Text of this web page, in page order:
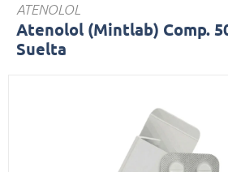
ATENOLOL
Atenolol (Mintlab) Comp.
Suelta